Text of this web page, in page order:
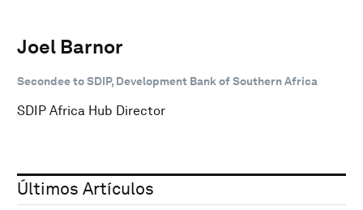
Joel Barnor
Secondee to SDIP, Development Bank of Southern Africa
SDIP Africa Hub Director
Últimos Artículos